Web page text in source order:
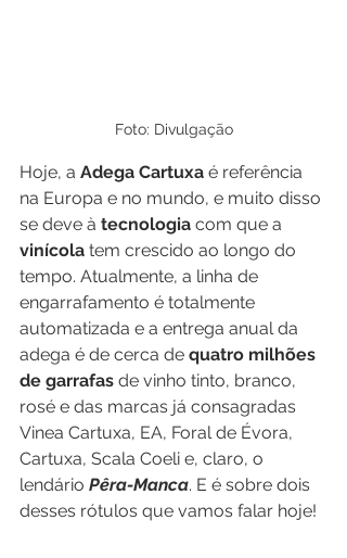
Foto: Divulgação
Hoje, a Adega Cartuxa é referência
na Europa e no mundo, e muito disso
se deve à tecnologia com que a
vinícola tem crescido ao longo do
tempo. Atualmente, a linha de
engarrafamento é totalmente
automatizada e a entrega anual da
adega é de cerca de quatro milhões
de garrafas de vinho tinto, branco,
rosé e das marcas já consagradas
Vinea Cartuxa, EA, Foral de Évora,
Cartuxa, Scala Coeli e, claro, o
lendário Pêra-Manca. E é sobre dois
desses rótulos que vamos falar hoje!